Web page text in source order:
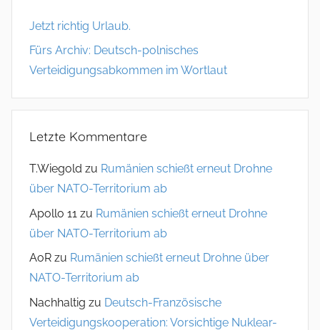
Jetzt richtig Urlaub.
Fürs Archiv: Deutsch-polnisches
Verteidigungsabkommen im Wortlaut
Letzte Kommentare
T.Wiegold zu Rumänien schießt erneut Drohne
über NATO-Territorium ab
Apollo 11 zu Rumänien schießt erneut Drohne
über NATO-Territorium ab
AoR zu Rumänien schießt erneut Drohne über
NATO-Territorium ab
Nachhaltig zu Deutsch-Französische
Verteidigungskooperation: Vorsichtige Nuklear-